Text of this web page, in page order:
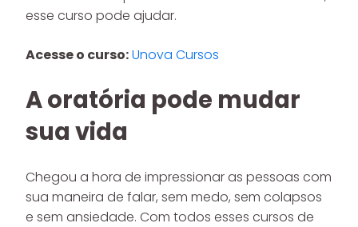
esse curso pode ajudar.
Acesse o curso:Unova Cursos
A oratória pode mudar
sua vida
Chegou a hora de impressionar as pessoas com
sua maneira de falar, sem medo, sem colapsos
e sem ansiedade. Com todos esses cursos de